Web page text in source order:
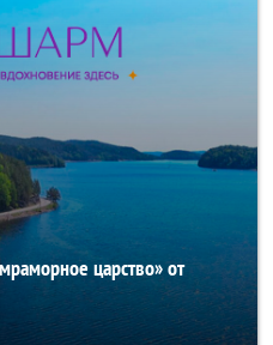
царство» от